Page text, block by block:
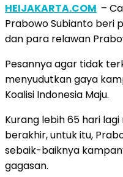
HEIJAKARTA.COM –
Prabowo Subianto beri
dan para relawan
Pesannya agar tidak
menyudutkan gaya
Koalisi Indonesia Maju.
Kurang lebih 65 hari
berakhir, untuk itu,
sebaik-baiknya
gagasan.